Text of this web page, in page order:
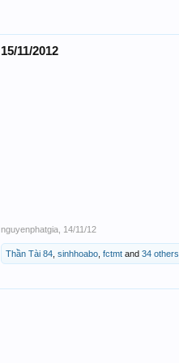
15/11/2012
nguyenphatgia 14/11/12
Thần Tài 84 sinhhoabo fctmt and 34 others